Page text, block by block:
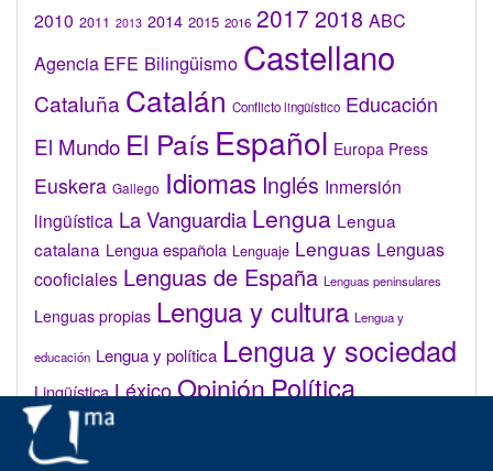
2010 2011 2013 2014 2015 2016 2017 2018 ABC
Agencia EFE Bilingüismo Castellano
Cataluña Catalán Conflicto lingüístico Educación
El Mundo El País Español Europa Press
Euskera Gallego Idiomas Inglés Inmersión
lingüística La Vanguardia Lengua Lengua
catalana Lengua española Lenguaje Lenguas Lenguas
cooficiales Lenguas de España Lenguas peninsulares
Lenguas propias Lengua y cultura Lengua y
educación Lengua y política Lengua y sociedad
Lingüística LéxicoOpiniónPolítica
lingüística
Valenciano